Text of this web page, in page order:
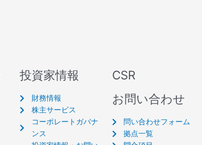
投資家情報
財務情報
株主サービス
コーポレートガバナ
ンス
CSR
お問い合わせ
問い合わせフォーム
拠点一覧